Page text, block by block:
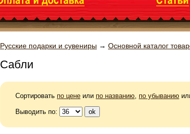
Русские подарки и сувениры → Основной каталог
Сабли
Сортировать по цене или по названию, по убыванию
Выводить по: